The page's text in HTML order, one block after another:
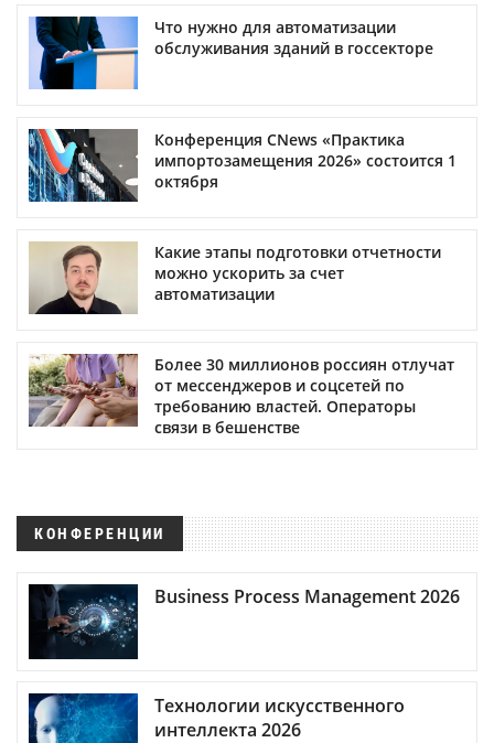
Что нужно для автоматизации
обслуживания зданий в госсекторе
Конференция CNews «Практика
импортозамещения 2026» состоится 1
октября
Какие этапы подготовки отчетности
можно ускорить за счет
автоматизации
Более 30 миллионов россиян отлучат
от мессенджеров и соцсетей по
требованию властей. Операторы
связи в бешенстве
КОНФЕРЕНЦИИ
Business Process Management 2026
Технологии искусственного
интеллекта 2026